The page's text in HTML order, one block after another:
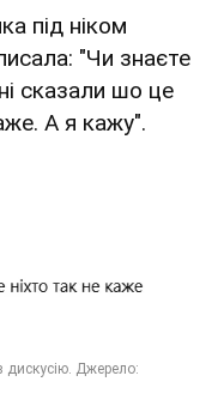
під ніком
"Чи знаєте
сказали шо це
А я кажу".